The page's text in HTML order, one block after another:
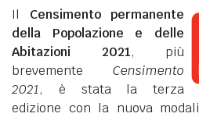
Il Censimento permanente
della Popolazione e delle
Abitazioni 2021, più
brevemente Censimento
2021, è stata la terza
edizione con la nuova